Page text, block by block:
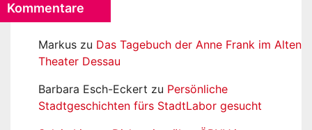
Kommentare
Markus zu Das Tagebuch der Anne Frank im Alten
Theater Dessau
Barbara Esch-Eckert zu Persönliche
Stadtgeschichten fürs StadtLabor gesucht